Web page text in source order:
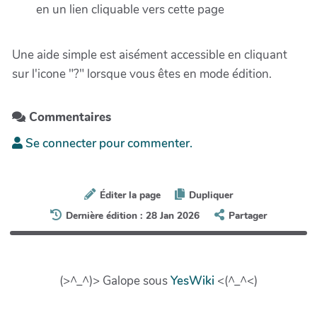
en un lien cliquable vers cette page
Une aide simple est aisément accessible en cliquant
sur l'icone "?" lorsque vous êtes en mode édition.
Commentaires
Se connecter pour commenter.
Éditer la page
Dupliquer
Dernière édition : 28 Jan 2026
Partager
(>^_^)> Galope sousYesWiki <(^_^<)